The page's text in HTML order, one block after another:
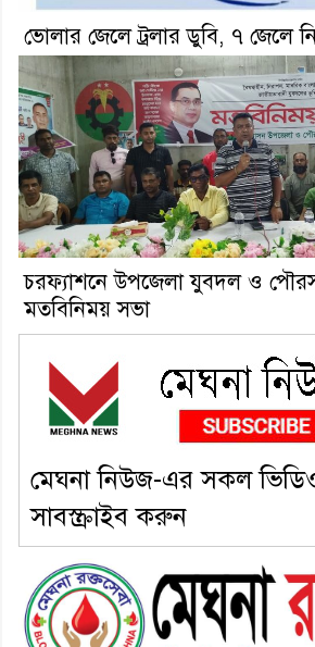
ভোলার জেলে ট্রলার ডুবি, ৭ জেলে
চরফ্যাশনে উপজেলা যুবদল ও
মতবিনিময় সভা
মেঘনা নিউজ-এর সকল
সাবস্ক্রাইব করুন